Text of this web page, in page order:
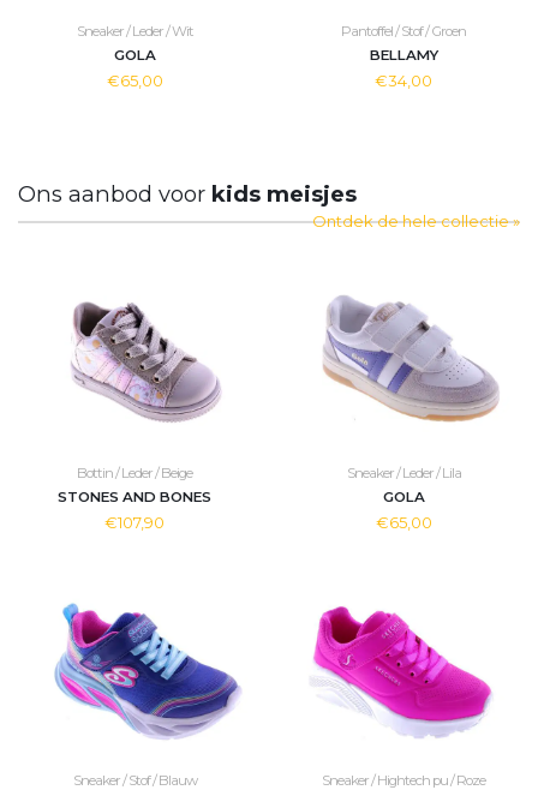
Sneaker / Leder / Wit
GOLA
€65,00
Pantoffel / Stof / Groen
BELLAMY
€34,00
Ons aanbod voor kids meisjes
Ontdek de hele collectie »
Bottin / Leder / Beige
STONES AND BONES
€107,90
Sneaker / Leder / Lila
GOLA
€65,00
Sneaker / Stof / Blauw
Sneaker / Hightech pu / Roze